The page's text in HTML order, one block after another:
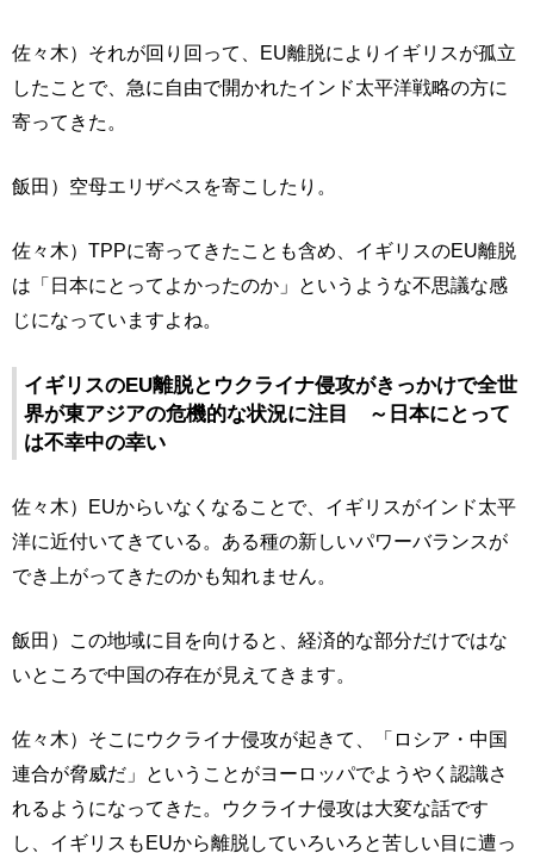
佐々木）それが回り回って、EU離脱によりイギリスが孤立
したことで、急に自由で開かれたインド太平洋戦略の方に
寄ってきた。
飯田）空母エリザベスを寄こしたり。
佐々木）TPPに寄ってきたことも含め、イギリスのEU離脱
は「日本にとってよかったのか」というような不思議な感
じになっていますよね。
イギリスのEU離脱とウクライナ侵攻がきっかけで全世
界が東アジアの危機的な状況に注目 ～日本にとって
は不幸中の幸い
佐々木）EUからいなくなることで、イギリスがインド太平
洋に近付いてきている。ある種の新しいパワーバランスが
でき上がってきたのかも知れません。
飯田）この地域に目を向けると、経済的な部分だけではな
いところで中国の存在が見えてきます。
佐々木）そこにウクライナ侵攻が起きて、「ロシア・中国
連合が脅威だ」ということがヨーロッパでようやく認識さ
れるようになってきた。ウクライナ侵攻は大変な話です
し、イギリスもEUから離脱していろいろと苦しい目に遭っ